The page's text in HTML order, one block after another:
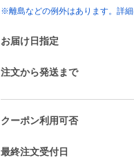
※離島などの例外はあります。詳細
お届け日指定
注文から発送まで
クーポン利用可否
最終注文受付日